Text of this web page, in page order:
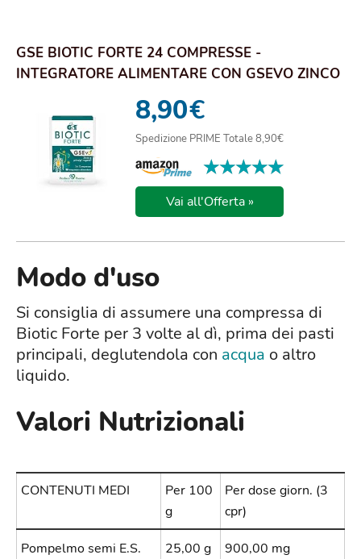
GSE BIOTIC FORTE 24 COMPRESSE -
INTEGRATORE ALIMENTARE CON GSEVO ZINCO
8,90€
Spedizione PRIME Totale 8,90€
★★★★★
★★★★★
Vai all'Offerta »
Modo d'uso
Si consiglia di assumere una compressa di
Biotic Forte per 3 volte al dì, prima dei pasti
principali, deglutendola con acqua o altro
liquido.
Valori Nutrizionali
CONTENUTI MEDI
Per 100
g
Per dose giorn. (3
cpr)
Pompelmo semi E.S. 25,00 g
900,00 mg